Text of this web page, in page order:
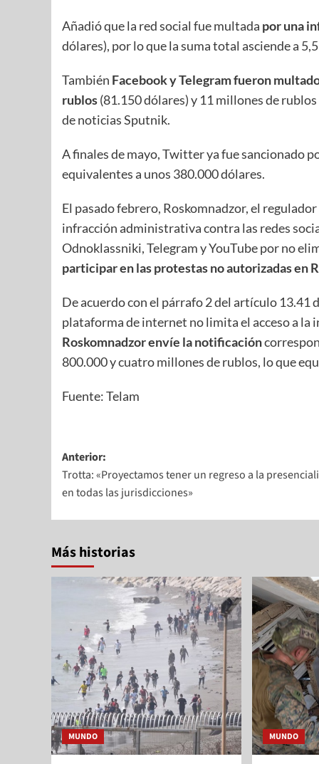
Añadió que la red social fue multada por una
dólares), por lo que la suma total asciende a
También Facebook y Telegram fueron
rublos(81.150 dólares) y 11 millones de
de noticias Sputnik.
A finales de mayo, Twitter ya fue sancionado
equivalentes a unos 380.000 dólares.
El pasado febrero, Roskomnadzor, el
infracción administrativa contra las redes
Odnoklassniki, Telegram y YouTube por no
participar en las protestas no autorizadas en
De acuerdo con el párrafo 2 del artículo
plataforma de internet no limita el acceso a
Roskomnadzor envíe la notificación
800.000 y cuatro millones de rublos, lo que
Fuente: Telam
Anterior:
Trotta: «Proyectamos tener un regreso a la
en todas las jurisdicciones»
Más historias
MUNDO MUNDO